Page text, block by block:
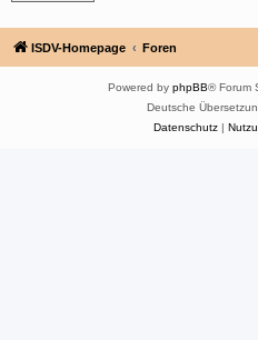
ISDV-Homepage Foren
Powered by phpBB® Forum
Deutsche
Datenschutz|